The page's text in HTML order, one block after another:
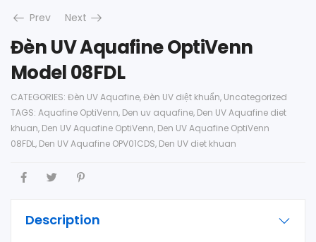
Prev
Next
Đèn UV Aquafine OptiVenn
Model 08FDL
CATEGORIES: Đèn UV Aquafine,Đèn UV diệt khuẩn, Uncategorized
TAGS: Aquafine OptiVenn, Den uv aquafine, Den UV Aquafine diet
khuan, Den UV Aquafine OptiVenn, Den UV Aquafine OptiVenn
08FDL, Den UV Aquafine OPV01CDS, Den UV diet khuan
Description